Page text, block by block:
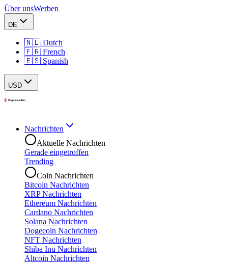
Über unsWerben
DE
🇳🇱 Dutch
🇫🇷 French
🇪🇸 Spanish
USD
Nachrichten
Aktuelle Nachrichten
Gerade eingetroffen
Trending
Coin Nachrichten
Bitcoin Nachrichten
XRP Nachrichten
Ethereum Nachrichten
Cardano Nachrichten
Solana Nachrichten
Dogecoin Nachrichten
NFT Nachrichten
Shiba Inu Nachrichten
Altcoin Nachrichten